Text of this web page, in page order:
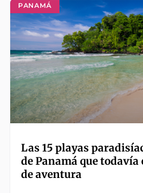
PANAMÁ
Las 15 playas
de Panamá que
de aventura